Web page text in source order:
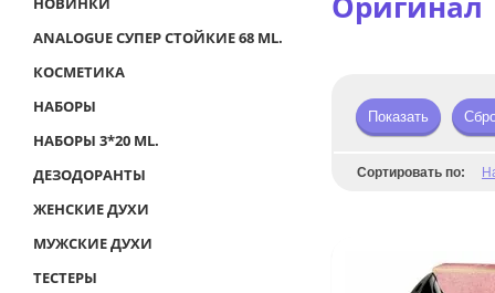
Показать
Сортировать по:
ANALOGUE СУПЕР СТОЙКИЕ 68 ML.
КОСМЕТИКА
НАБОРЫ
НАБОРЫ 3*20 ML.
ДЕЗОДОРАНТЫ
ЖЕНСКИЕ ДУХИ
МУЖСКИЕ ДУХИ
ТЕСТЕРЫ